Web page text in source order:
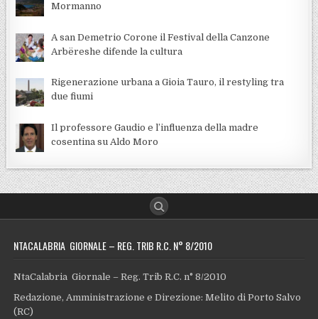
Mormanno
A san Demetrio Corone il Festival della Canzone
Arbëreshe difende la cultura
Rigenerazione urbana a Gioia Tauro, il restyling tra
due fiumi
Il professore Gaudio e l’influenza della madre
cosentina su Aldo Moro
NTACALABRIA GIORNALE – REG. TRIB R.C. N° 8/2010
NtaCalabria Giornale – Reg. Trib R.C. n° 8/2010
Redazione, Amministrazione e Direzione: Melito di Porto Salvo
(RC)